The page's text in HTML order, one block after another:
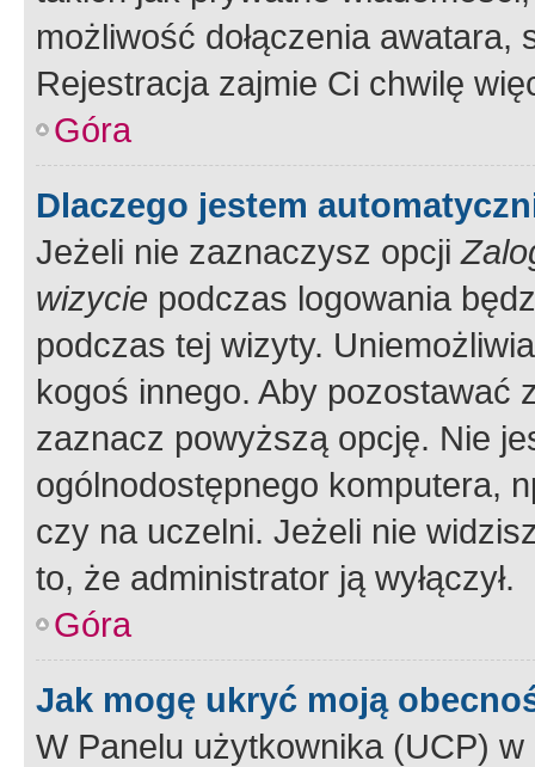
możliwość dołączenia
Rejestracja zajmie Ci chwilę
Góra
Dlaczego jestem
Jeżeli nie zaznaczysz opcji
wizycie podczas logowania
podczas tej wizyty.
kogoś innego. Aby pozostawać
zaznacz powyższą opcję. Nie
ogólnodostępnego komputera,
czy na uczelni. Jeżeli nie
to, że administrator ją wyłączył.
Góra
Jak mogę ukryć moją
W Panelu użytkownika (UCP) w